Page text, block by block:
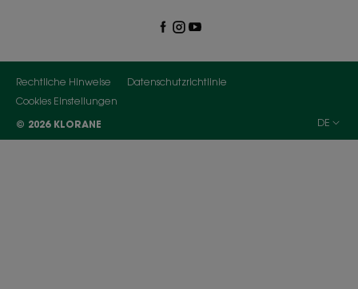
Rechtliche Hinweise
Datenschutzrichtlinie
Cookies Einstellungen
© 2026 KLORANE
DE